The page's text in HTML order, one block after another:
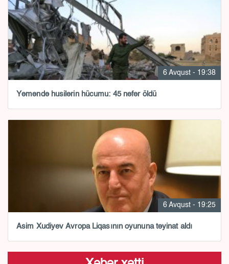
6 Avqust - 19:38
Yəməndə husilərin hücumu: 45 nəfər öldü
6 Avqust - 19:25
Asim Xudiyev Avropa Liqasının oyununa təyinat aldı